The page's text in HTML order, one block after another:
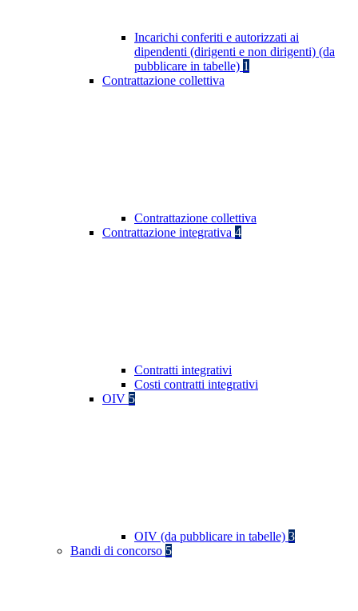
Incarichi conferiti e autorizzati ai
dipendenti (dirigenti e non dirigenti) (da
pubblicare in tabelle) 1
Contrattazione collettiva
Contrattazione collettiva
Contrattazione integrativa 4
Contratti integrativi
Costi contratti integrativi
OIV 5
OIV (da pubblicare in tabelle) 3
Bandi di concorso 5